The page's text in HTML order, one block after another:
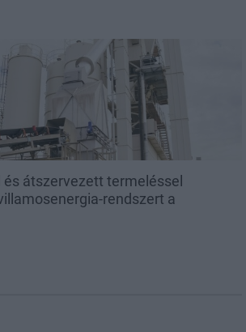
átszervezett termeléssel
rendszert a